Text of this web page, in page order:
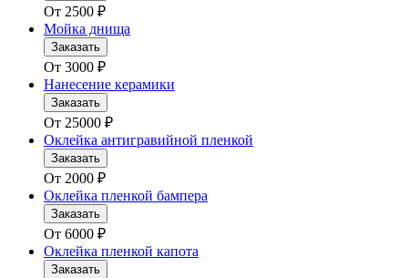
От 2500 ₽
Мойка днища
Заказать
От 3000 ₽
Нанесение керамики
Заказать
От 25000 ₽
Оклейка антигравийной пленкой
Заказать
От 2000 ₽
Оклейка пленкой бампера
Заказать
От 6000 ₽
Оклейка пленкой капота
Заказать